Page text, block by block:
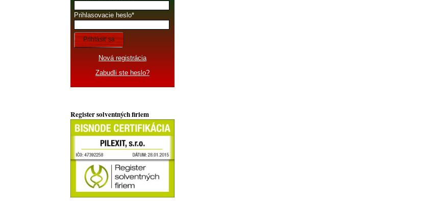
Prihlasovacie heslo
Prihlásiť sa
Nová registrácia
Zabudli ste heslo?
Register solventných firiem